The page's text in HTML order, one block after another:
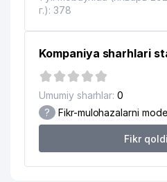
г.): 378
Kompaniya sharhlari
Umumiy sharhlar: 0
? Fikr-mulohazalarni
Fikr